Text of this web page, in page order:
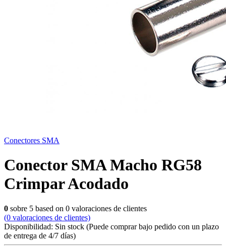
Conectores SMA
Conector SMA Macho RG58
Crimpar Acodado
0 sobre 5 based on 0 valoraciones de clientes
(0 valoraciones de clientes)
Disponibilidad: Sin stock (Puede comprar bajo pedido con un plazo
de entrega de 4/7 días)